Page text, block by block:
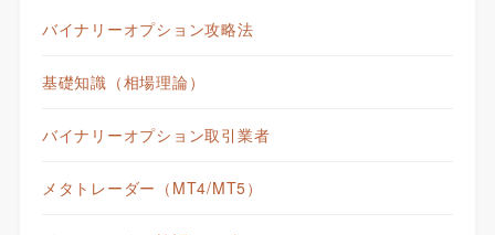
バイナリーオプション攻略法
基礎知識（相場理論）
バイナリーオプション取引業者
メタトレーダー（MT4/MT5）